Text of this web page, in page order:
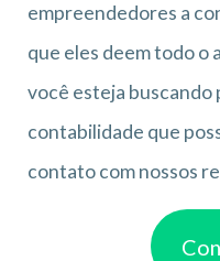
empreendedores a
que eles deem todo o
você esteja buscando
contabilidade que
contato com nossos